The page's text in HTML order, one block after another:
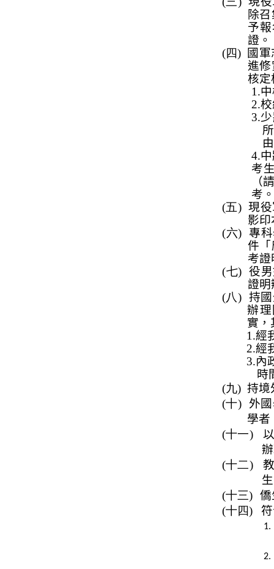
除
予
證。
(四)
國
進
核定
1.
2.
3.
4.
考
（
考。
(五) 現
影
(六) 專
件
考
(七) 役
證明
(八) 持
辦
實，
1.經
2.經
3.內
時
(九) 持境
(十)
外
學者
(十一)
(十二)
生
(十三) 僑
(十四)
1.
2.